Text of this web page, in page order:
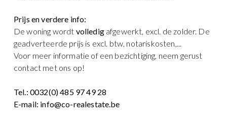
Prijs en verdere info:
De woning wordt volledigafgewerkt, excl. de zolder. De
geadverteerde prijs is excl. btw, notariskosten,...
Voor meer informatie of een bezichtiging, neem gerust
contact met ons op!
Tel.: 0032(0) 485 97 49 28
E-mail: info@co-realestate.be